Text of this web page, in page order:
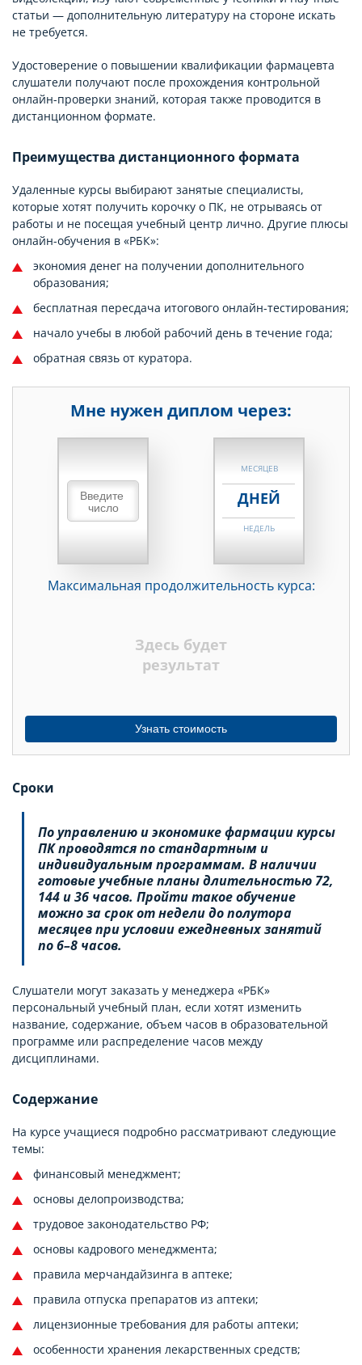
статьи — дополнительную литературу на стороне искать
не требуется.
Удостоверение о повышении квалификации фармацевта
слушатели получают после прохождения контрольной
онлайн-проверки знаний, которая также проводится в
дистанционном формате.
Преимущества дистанционного формата
Удаленные курсы выбирают занятые специалисты,
которые хотят получить корочку о ПК, не отрываясь от
работы и не посещая учебный центр лично. Другие плюсы
онлайн-обучения в «РБК»:
экономия денег на получении дополнительного
образования;
бесплатная пересдача итогового онлайн-тестирования;
начало учебы в любой рабочий день в течение года;
обратная связь от куратора.
Мне нужен диплом через:
НЕДЕЛЬ
МЕСЯЦЕВ
ДНЕЙ
НЕДЕЛЬ
ДНЕЙ
Максимальная продолжительность курса:
Здесь будет
результат
Узнать стоимость
Сроки
По управлению и экономике фармации курсы
ПК проводятся по стандартным и
индивидуальным программам. В наличии
готовые учебные планы длительностью 72,
144 и 36 часов. Пройти такое обучение
можно за срок от недели до полутора
месяцев при условии ежедневных занятий
по 6–8 часов.
Слушатели могут заказать у менеджера «РБК»
персональный учебный план, если хотят изменить
название, содержание, объем часов в образовательной
программе или распределение часов между
дисциплинами.
Содержание
На курсе учащиеся подробно рассматривают следующие
темы:
финансовый менеджмент;
основы делопроизводства;
трудовое законодательство РФ;
основы кадрового менеджмента;
правила мерчандайзинга в аптеке;
правила отпуска препаратов из аптеки;
лицензионные требования для работы аптеки;
особенности хранения лекарственных средств;